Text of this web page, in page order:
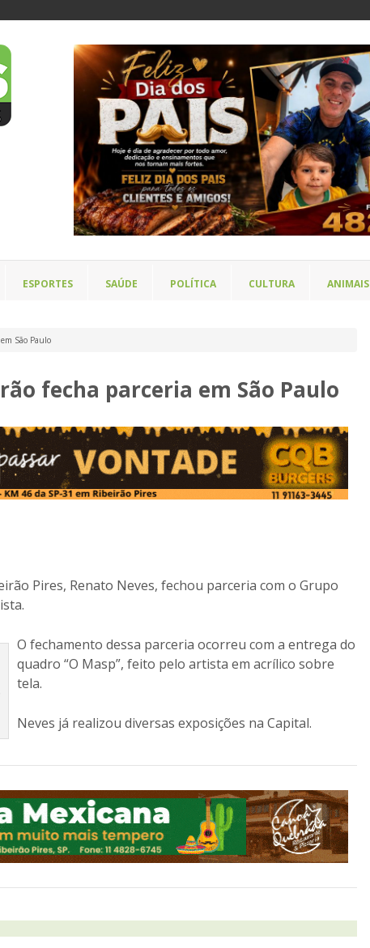
ESPORTES SAÚDE POLÍTICA CULTURA ANIMAIS
São Paulo
fecha parceria em São Paulo
Pires, Renato Neves, fechou parceria com o Grupo
O fechamento dessa parceria ocorreu com a entrega do
quadro “O Masp”, feito pelo artista em acrílico sobre
tela.
Neves já realizou diversas exposições na Capital.